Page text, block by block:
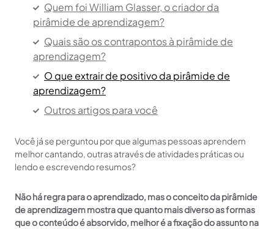
Quem foi William Glasser, o criador da
pirâmide de aprendizagem?
Quais são os contrapontos à pirâmide de
aprendizagem?
O que extrair de positivo da pirâmide de
aprendizagem?
Outros artigos para você
Você já se perguntou por que algumas pessoas aprendem
melhor cantando, outras através de atividades práticas ou
lendo e escrevendo resumos?
Não há regra para o aprendizado, mas o conceito da pirâmide
de aprendizagem mostra que quanto mais diverso as formas
que o conteúdo é absorvido, melhor é a fixação do assunto na